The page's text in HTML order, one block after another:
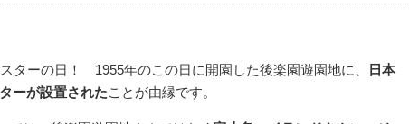
ターの日！ 1955年のこの日に開園した後楽園遊園地に、
日本
ーが設置されたことが由縁です。